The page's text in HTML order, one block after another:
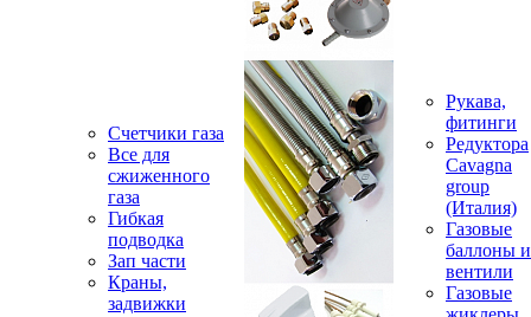
Счетчики газа
Все для
сжиженного
газа
Гибкая
подводка
Зап части
Краны,
задвижки
Рукава,
фитинги
Редуктора
Cavagna
group
(Италия)
Газовые
баллоны и
вентили
Газовые